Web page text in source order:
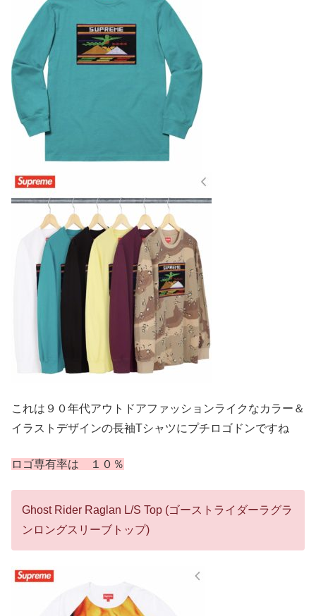
これは９０年代アウトドアファッションライクなカラー＆
イラストデザインの長袖Tシャツにプチロゴドンですね
ロゴ専有率は １０％
Ghost Rider Raglan L/S Top (ゴーストライダーラグラ
ンロングスリーブトップ)